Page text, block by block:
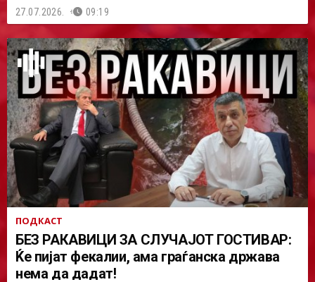
27.07.2026. 09:19
ПОДКАСТ
БЕЗ РАКАВИЦИ ЗА СЛУЧАЈОТ ГОСТИВАР:
Ќе пијат фекалии, ама граѓанска држава
нема да дадат!